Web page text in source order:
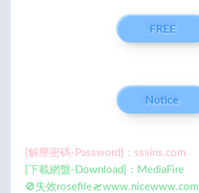
FREE
Notice
[解壓密碼-Password]：sssins.com
[下載網盤-Download]：MediaFire
🚫失效rosefile🛫www.nicewww.com